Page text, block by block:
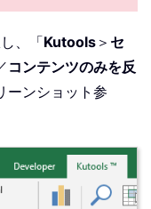
、「Kutools ＞ セ
コンテンツのみを反
ーンショット参